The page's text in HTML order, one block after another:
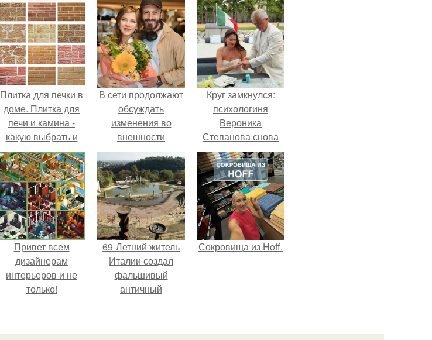
Плитка для печки в
доме. Плитка для
печи и камина -
какую выбрать и
какой лучше
обложить печь в
доме.
В сети продолжают
обсуждать
изменения во
внешности
актрисы.
Круг замкнулся:
психологиня
Вероника
Степанова снова
вышла замуж за
собственного
бывшего мужа.
Привет всем
дизайнерам
интерьеров и не
только!
69-Летний житель
Италии создал
фальшивый
античный
успешно выдавал
Сокровища из Hoff.